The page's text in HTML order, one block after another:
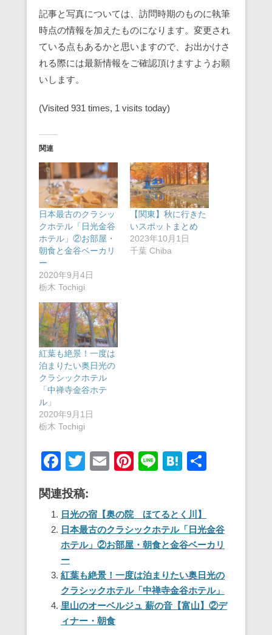
記事と写真については、訪問時期のものに執筆
時点の情報を加えたものになります。変更され
ている点もあるかと思いますので、お出かけさ
れる際には最新情報をご確認頂けますようお願
いします。
(Visited 931 times, 1 visits today)
関連
日本最古のクラシッ
クホテル「日光金谷
ホテル」②お部屋・
朝食と金谷ベーカリ
ー
2020年9月4日
栃木 Tochigi
【関東】秋に行きた
いスポットまとめ
2023年10月1日
千葉 Chiba
紅葉も絶景！一度は
泊まりたい奥日光の
クラシックホテル
「中禅寺金谷ホテ
ル」
2020年9月1日
栃木 Tochigi
F
c
e
b
o
o
k
T
tt
er
E
Pi
e
st
Li
H
n
a
関連投稿:
日光の宿【奥の院 ほてるとく川】
日本最古のクラシックホテル「日光金谷
ホテル」②お部屋・朝食と金谷ベーカリ
ー
紅葉も絶景！一度は泊まりたい奥日光の
クラシックホテル「中禅寺金谷ホテル」
里山のオーベルジュ 薪の音【富山】②デ
ィナー・朝食